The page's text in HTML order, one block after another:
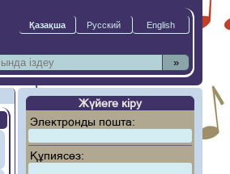
»
Жүйеге кіру
Электронды пошта:
Құпиясөз: